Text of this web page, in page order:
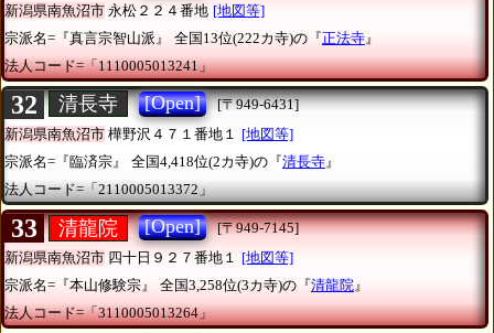
新潟県南魚沼市 永松２２４番地 [地図等]
宗派名=『真言宗智山派』
全国13位(222カ寺)の『正法寺 』
法人コード=「1110005013241」
32 清長寺 [Open]
[〒949-6431]
新潟県南魚沼市 樺野沢４７１番地１
[地図等]
宗派名=『臨済宗』
全国4,418位(2カ寺)の『清長寺 』
法人コード=「2110005013372」
33 清龍院 [Open]
[〒949-7145]
新潟県南魚沼市 四十日９２７番地１ [地図等]
宗派名=『本山修験宗』
全国3,258位(3カ寺)の『清龍院』
法人コード=「3110005013264」